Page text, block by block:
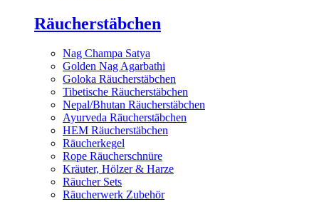
Räucherstäbchen
Nag Champa Satya
Golden Nag Agarbathi
Goloka Räucherstäbchen
Tibetische Räucherstäbchen
Nepal/Bhutan Räucherstäbchen
Ayurveda Räucherstäbchen
HEM Räucherstäbchen
Räucherkegel
Rope Räucherschnüre
Kräuter, Hölzer & Harze
Räucher Sets
Räucherwerk Zubehör